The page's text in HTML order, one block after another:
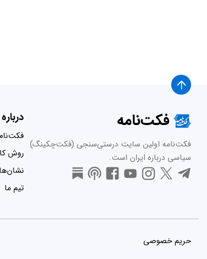
فکت‌نامه
فکت‌نامه اولین سایت درستی‌سنجی (فکت‌چکینگ)
سیاسی درباره ایران است.
روش
تیم ما
حریم خصوصی